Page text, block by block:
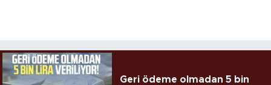
Geri ödeme olmadan 5 bin